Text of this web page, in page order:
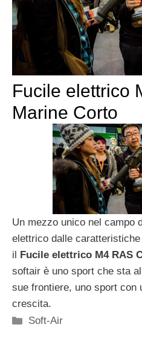
Fucile elettrico
Marine Corto
Un mezzo unico nel campo
elettrico dalle caratteristiche
il
Fucile elettrico M4 RAS
softair è uno sport che sta
sue frontiere, uno sport con
crescita.
Categorie
Soft-Air